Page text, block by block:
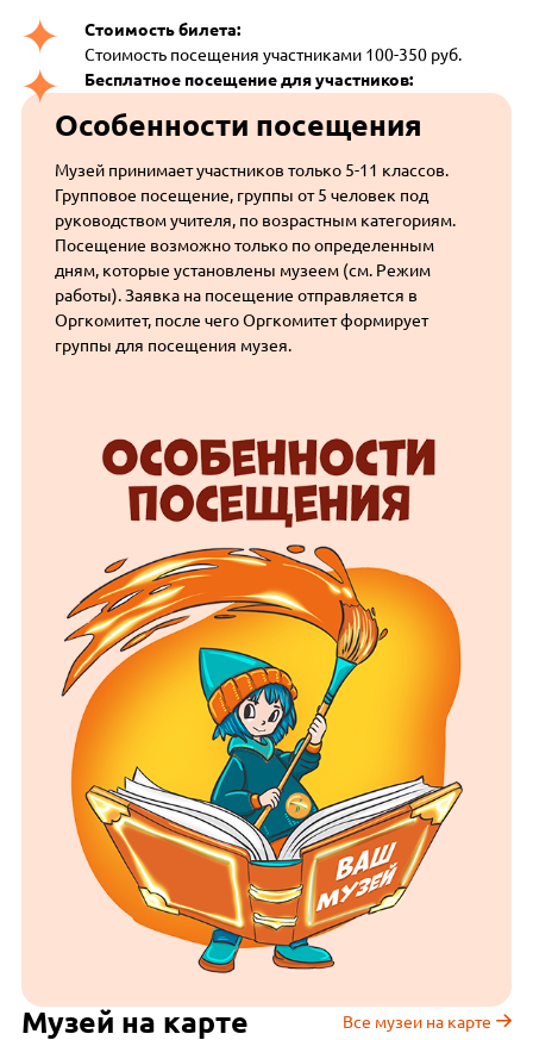
Стоимость билета:
Стоимость посещения участниками 100-350 руб.
Бесплатное посещение для участников:
Особенности посещения
Музей принимает участников только 5-11 классов.
Групповое посещение, группы от 5 человек под
руководством учителя, по возрастным категориям.
Посещение возможно только по определенным
дням, которые установлены музеем (см. Режим
работы). Заявка на посещение отправляется в
Оргкомитет, после чего Оргкомитет формирует
группы для посещения музея.
Музей на карте Все музеи на карте